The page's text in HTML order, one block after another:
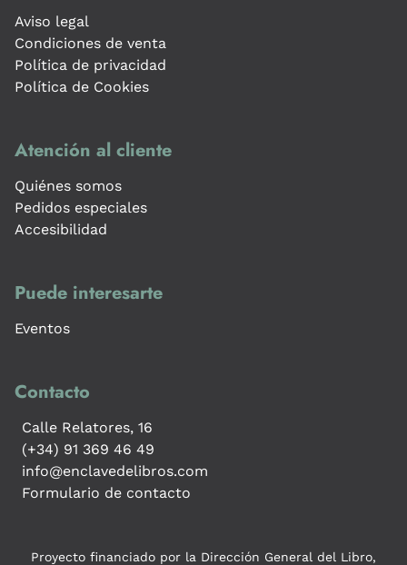
Aviso legal
Condiciones de venta
Política de privacidad
Política de Cookies
Atención al cliente
Quiénes somos
Pedidos especiales
Accesibilidad
Puede interesarte
Eventos
Contacto
Calle Relatores, 16
(+34) 91 369 46 49
info@enclavedelibros.com
Formulario de contacto
Proyecto financiado por la Dirección General del Libro,